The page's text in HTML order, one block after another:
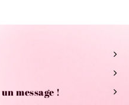
message !